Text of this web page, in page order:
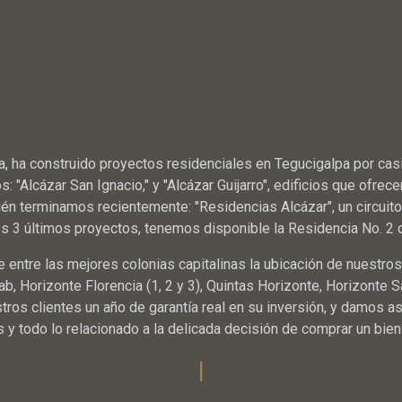
ha construido proyectos residenciales en Tegucigalpa por
"Alcázar San Ignacio," y "Alcázar Guijarro", edificios que
terminamos recientemente: "Residencias Alcázar", un
3 últimos proyectos, tenemos disponible la Residencia No. 2
las mejores colonias capitalinas la ubicación de
Horizonte Florencia (1, 2 y 3), Quintas Horizonte, Horizonte
clientes un año de garantía real en su inversión, y damos
y todo lo relacionado a la delicada decisión de comprar un